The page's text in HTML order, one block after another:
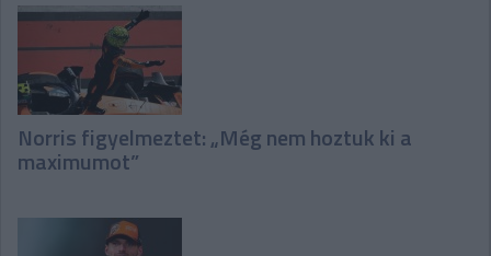
Norris figyelmeztet: „Még nem hoztuk ki a
maximumot”